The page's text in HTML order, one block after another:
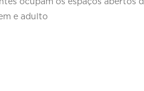
ocupam os espaços abertos
e adulto